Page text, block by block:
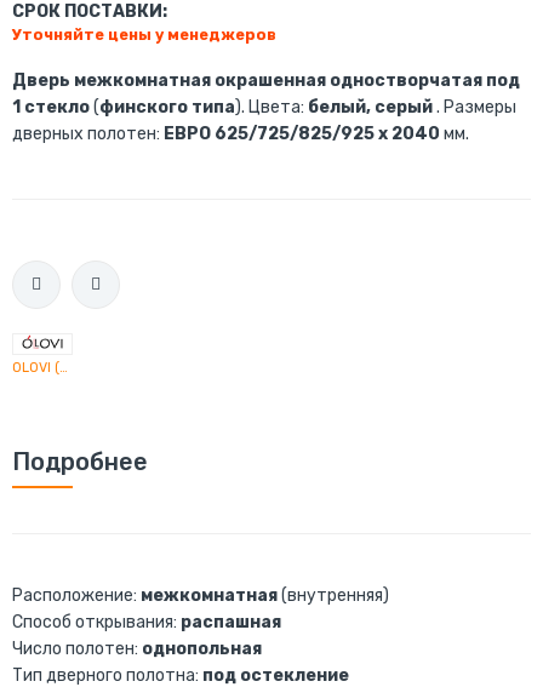
СРОК ПОСТАВКИ:
Уточняйте цены у менеджеров
Дверь межкомнатная окрашенная одностворчатая под
1 стекло(финского типа). Цвета: белый, серый. Размеры
дверных полотен: ЕВРО 625/725/825/925 х 2040 мм.
OLOVI (Олови)
Подробнее
Расположение: межкомнатная(внутренняя)
Способ открывания: распашная
Число полотен: однопольная
Тип дверного полотна: под остекление